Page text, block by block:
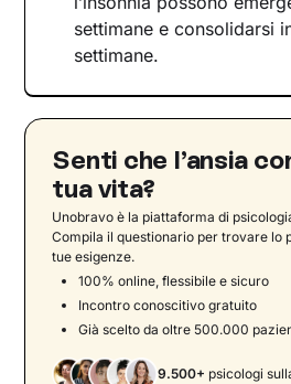
settimane e consolidarsi
settimane.
Senti che l’ansia
tua vita?
Unobravo è la piattaforma di
Compila il questionario per trovare lo
tue esigenze.
100% online, flessibile e sicuro
Incontro conoscitivo gratuito
Già scelto da oltre 500.000
9.500+ psicologi